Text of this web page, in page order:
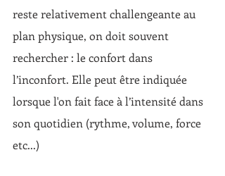
reste relativement challengeante au
plan physique, on doit souvent
rechercher : le confort dans
l’inconfort. Elle peut être indiquée
lorsque l'on fait face à l’intensité dans
son quotidien (rythme, volume, force
etc...)